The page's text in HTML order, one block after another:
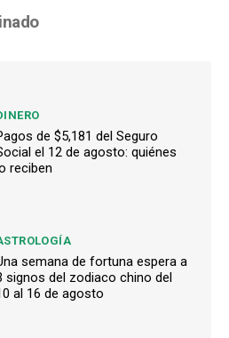
de $5,181 del Seguro
el 12 de agosto: quiénes
reciben
semana de fortuna espera a
signos del zodiaco chino del
al 16 de agosto